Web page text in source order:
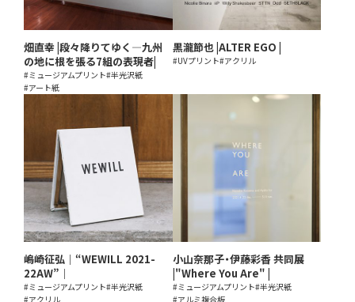
畑直幸 |段々降りてゆく―九州
の地に根を張る7組の表現者|
#ミュージアムプリント#半光沢紙
#アート紙
黒瀧節也 |ALTER EGO |
#UVプリント#アクリル
嶋崎征弘｜“WEWILL 2021-
22AW”｜
#ミュージアムプリント#半光沢紙
#アクリル
小山奈那子・伊藤彩香 共同展
|"Where You Are" |
#ミュージアムプリント#半光沢紙
#アルミ複合板